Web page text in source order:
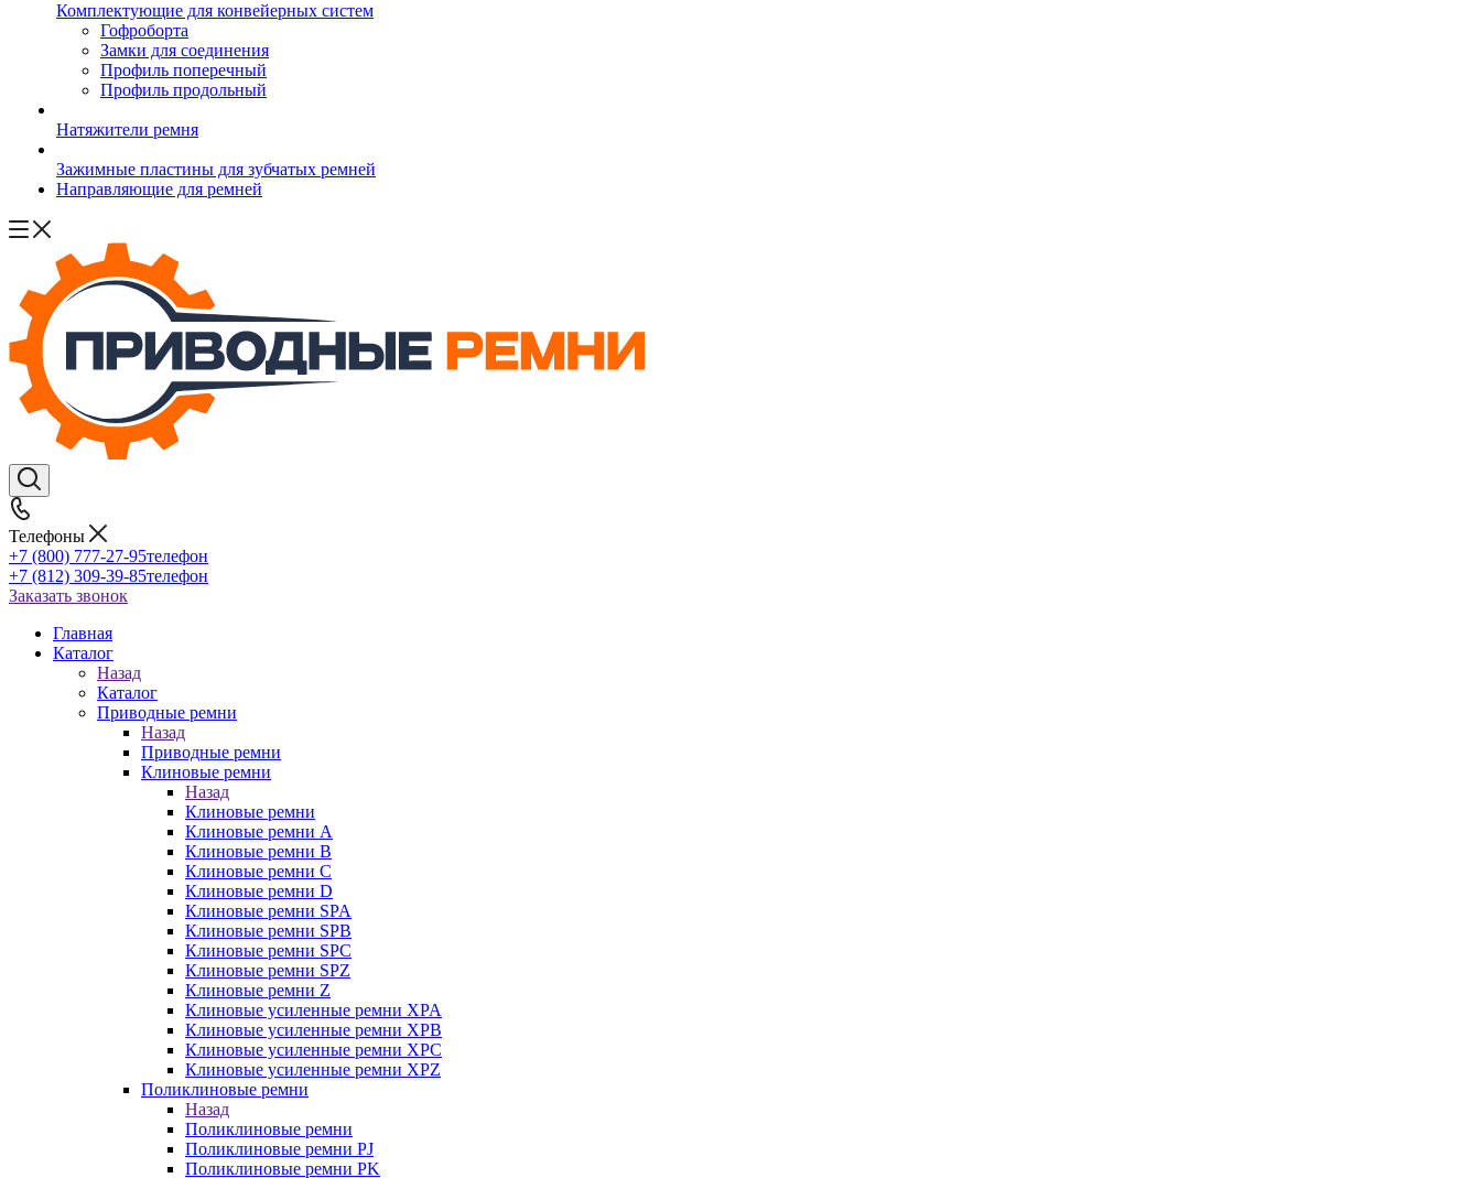
Комплектующие для конвейерных систем
Гофроборта
Замки для соединения
Профиль поперечный
Профиль продольный
Натяжители ремня
Зажимные пластины для зубчатых ремней
Направляющие для ремней
Телефоны
+7 (800) 777-27-95телефон
+7 (812) 309-39-85телефон
Заказать звонок
Главная
Каталог
Назад
Каталог
Приводные ремни
Назад
Приводные ремни
Клиновые ремни
Назад
Клиновые ремни
Клиновые ремни A
Клиновые ремни B
Клиновые ремни C
Клиновые ремни D
Клиновые ремни SPA
Клиновые ремни SPB
Клиновые ремни SPC
Клиновые ремни SPZ
Клиновые ремни Z
Клиновые усиленные ремни XPA
Клиновые усиленные ремни XPB
Клиновые усиленные ремни XPC
Клиновые усиленные ремни XPZ
Поликлиновые ремни
Назад
Поликлиновые ремни
Поликлиновые ремни PJ
Поликлиновые ремни PK